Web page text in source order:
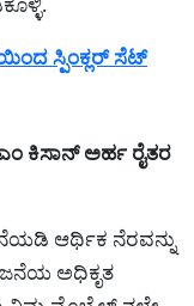
ಸ್ಪಿಂಕ್ಲರ್ ಸೆಟ್
ಕಿಸಾನ್ ಅರ್ಹ ರೈತರ
ಆರ್ಥಿಕ ನೆರವನ್ನು
ಅಧಿಕೃತ